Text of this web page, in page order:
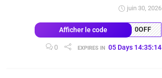
juin 30, 2026
Afficher le code 0OFF
0 EXPIRES IN 05 Days 14:35:13